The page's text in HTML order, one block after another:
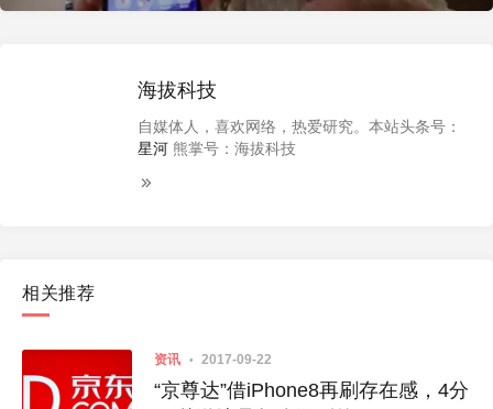
海拔科技
自媒体人，喜欢网络，热爱研究。本站头条号：
星河 熊掌号：海拔科技
相关推荐
资讯 2017-09-22
“京尊达”借iPhone8再刷存在感，4分